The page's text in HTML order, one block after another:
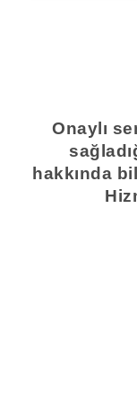
Onaylı
hakkında